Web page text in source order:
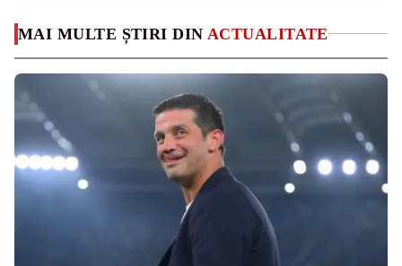
MAI MULTE ȘTIRI DIN ACTUALITATE